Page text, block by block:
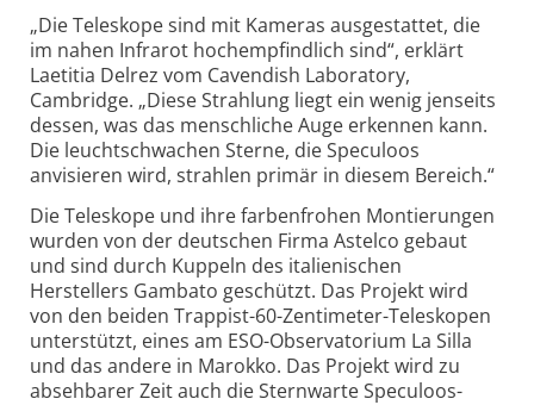
„Die Teleskope sind mit Kameras ausgestattet, die
im nahen Infra­rot hoch­empfindlich sind“, erklärt
Laetitia Delrez vom Cavendish Laboratory,
Cambridge. „Diese Strahlung liegt ein wenig jen­seits
dessen, was das menschliche Auge erkennen kann.
Die leucht­schwachen Sterne, die Speculoos
anvisieren wird, strahlen primär in diesem Bereich.“
Die Teleskope und ihre farben­frohen Montierungen
wurden von der deutschen Firma Astelco gebaut
und sind durch Kuppeln des italienischen
Herstellers Gambato geschützt. Das Projekt wird
von den beiden Trappist-60-Zentimeter-Teleskopen
unterstützt, eines am ESO-Observatorium La Silla
und das andere in Marokko. Das Projekt wird zu
abseh­barer Zeit auch die Stern­warte Speculoos-